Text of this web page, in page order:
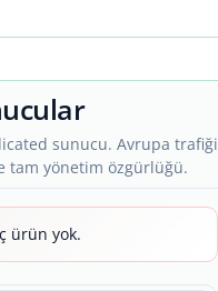
sunucu. Avrupa trafiği
tam yönetim özgürlüğü.
ürün yok.